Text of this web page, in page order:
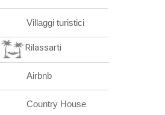
Villaggi turistici
Rilassarti
Airbnb
Country House